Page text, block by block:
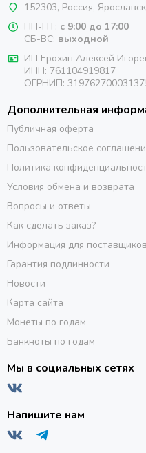
152303, Россия,
ПН-ПТ: с 9:00 до 17:00
СБ-ВС: выходной
ИП Ерохин Алексей
ИНН: 761104919817
ОГРНИП:
Дополнительная
Публичная оферта
Пользовательское
Политика
Условия обмена и возврата
Вопросы и ответы
Как сделать заказ?
Информация для поставщиков
Гарантия подлинности
Новости
Карта сайта
Монеты по годам
Банкноты по годам
Мы в социальных сетях
Напишите нам